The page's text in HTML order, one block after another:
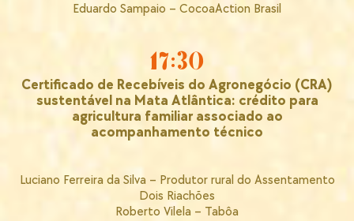
Eduardo Sampaio – CocoaAction Brasil
17:30
Certificado de Recebíveis do Agronegócio (CRA)
sustentável na Mata Atlântica: crédito para
agricultura familiar associado ao
acompanhamento técnico
Luciano Ferreira da Silva – Produtor rural do Assentamento
Dois Riachões
Roberto Vilela – Tabôa